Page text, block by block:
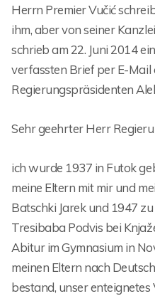
Herrn Premier Vučić
ihm, aber von seiner
schrieb am 22. Juni 2014
verfassten Brief per E-Mail
Regierungspräsidenten
Sehr geehrter Herr
ich wurde 1937 in Futok
meine Eltern mit mir und
Batschki Jarek und 1947
Tresibaba Podvis bei
Abitur im Gymnasium in
meinen Eltern nach
bestand, unser